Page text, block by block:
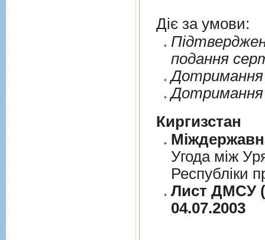
Діє за умови:
подання
Дотримання
Дотримання
Киргизстан
Угода між
Республіки
Лист ДМСУ
04.07.2003